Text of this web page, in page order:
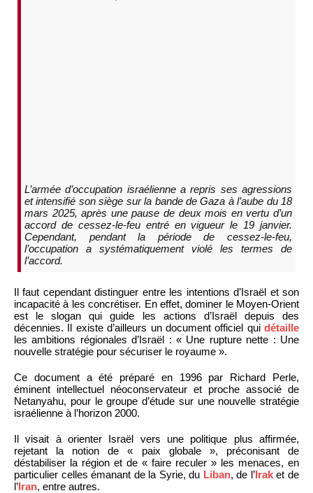
L’armée d’occupation israélienne a repris ses agressions
et intensifié son siège sur la bande de Gaza à l’aube du 18
mars 2025, après une pause de deux mois en vertu d’un
accord de cessez-le-feu entré en vigueur le 19 janvier.
Cependant, pendant la période de cessez-le-feu,
l’occupation a systématiquement violé les termes de
l’accord.
Il faut cependant distinguer entre les intentions d’Israël et son
incapacité à les concrétiser. En effet, dominer le Moyen-Orient
est le slogan qui guide les actions d’Israël depuis des
décennies. Il existe d’ailleurs un document officiel qui détaille
les ambitions régionales d’Israël : « Une rupture nette : Une
nouvelle stratégie pour sécuriser le royaume ».
Ce document a été préparé en 1996 par Richard Perle,
éminent intellectuel néoconservateur et proche associé de
Netanyahu, pour le groupe d’étude sur une nouvelle stratégie
israélienne à l’horizon 2000.
Il visait à orienter Israël vers une politique plus affirmée,
rejetant la notion de « paix globale », préconisant de
déstabiliser la région et de « faire reculer » les menaces, en
particulier celles émanant de la Syrie, du Liban, de l’Iraket de
l’Iran, entre autres.